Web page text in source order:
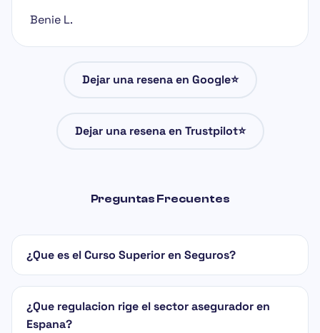
Benie L.
Dejar una resena en Google⭐
Dejar una resena en Trustpilot⭐
Preguntas Frecuentes
¿Que es el Curso Superior en Seguros?
¿Que regulacion rige el sector asegurador en
Espana?